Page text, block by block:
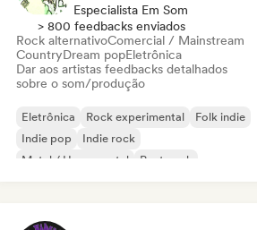
Especialista Em Som
> 800 feedbacks enviados
Rock alternativoComercial / Mainstream
CountryDream popEletrônica
Dar aos artistas feedbacks detalhados
sobre o som/produção
Eletrônica Rock experimental
Folk indie
Indie pop
Indie rock
Metal / Heavy metal
Post punk